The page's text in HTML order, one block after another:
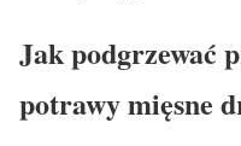
Jak podgrzewać
potrawy mięsne